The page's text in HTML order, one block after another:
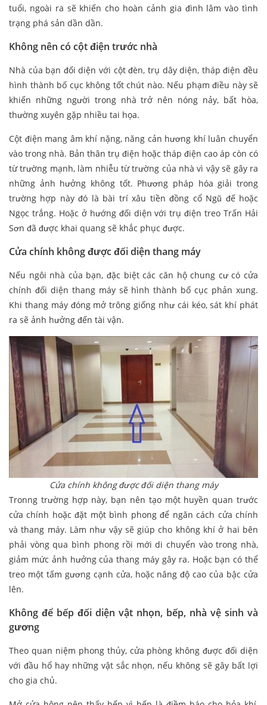
tuổi, ngoài ra sẽ khiến cho hoàn cảnh gia đình lâm vào tình
trạng phá sản dần dần.
Không nên có cột điện trước nhà
Nhà của bạn đối diện với cột đèn, trụ dây diện, tháp điện đều
hình thành bố cục không tốt chút nào. Nếu phạm điều này sẽ
khiến những người trong nhà trở nên nóng nảy, bất hòa,
thường xuyên gặp nhiều tai họa.
Cột điện mang âm khí nặng, năng cản hương khí luân chuyển
vào trong nhà. Bản thân trụ điện hoặc tháp điện cao áp còn có
từ trường mạnh, làm nhiễu từ trường của nhà vì vậy sẽ gây ra
những ảnh hưởng không tốt. Phương pháp hóa giải trong
trường hợp này đó là bài trí xâu tiền đồng cổ Ngũ đế hoặc
Ngọc trắng. Hoặc ở hướng đối diện với trụ điện treo Trấn Hải
Sơn đã được khai quang sẽ khắc phục được.
Cửa chính không được đối diện thang máy
Nếu ngôi nhà của bạn, đặc biệt các căn hộ chung cư có cửa
chính đối diện thang máy sẽ hình thành bố cục phản xung.
Khi thang máy đóng mở trông giống như cái kéo, sát khí phát
ra sẽ ảnh hưởng đến tài vận.
Cửa chính không được đối diện thang máy
Tronng trường hợp này, bạn nên tạo một huyền quan trước
cửa chính hoặc đặt một bình phong để ngăn cách cửa chính
và thang máy. Làm như vậy sẽ giúp cho không khí ở hai bên
phải vòng qua bình phong rồi mới di chuyển vào trong nhà,
giảm mức ảnh hưởng của thang máy gây ra. Hoặc bạn có thể
treo một tấm gương cạnh cửa, hoặc nâng độ cao của bậc cửa
lên.
Không để bếp đối diện vật nhọn, bếp, nhà vệ sinh và
gương
Theo quan niệm phong thủy, cửa phòng không được đối diện
với đầu hổ hay những vật sắc nhọn, nếu không sẽ gây bất lợi
cho gia chủ.